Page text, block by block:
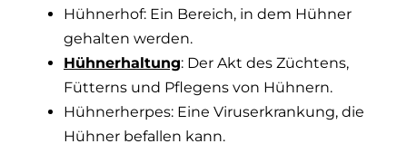
Hühnerhof: Ein Bereich, in dem Hühner
gehalten werden.
Hühnerhaltung: Der Akt des Züchtens,
Fütterns und Pflegens von Hühnern.
Hühnerherpes: Eine Viruserkrankung, die
Hühner befallen kann.